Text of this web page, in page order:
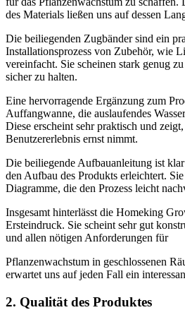
des Materials ließen uns auf dessen
Die beiliegenden Zugbänder sind ein
Installationsprozess von Zubehör, wie
vereinfacht. Sie scheinen stark genug
sicher zu halten.
Eine hervorragende Ergänzung zum
Auffangwanne, die auslaufendes
Diese erscheint sehr praktisch und
Benutzererlebnis ernst nimmt.
Die beiliegende Aufbauanleitung ist
den Aufbau des Produkts erleichtert.
Diagramme, die den Prozess leicht
Insgesamt hinterlässt die Homeking
Ersteindruck. Sie scheint sehr gut
und allen nötigen Anforderungen für
Pflanzenwachstum in geschlossenen
erwartet uns auf jeden Fall ein
2. Qualität des Produktes